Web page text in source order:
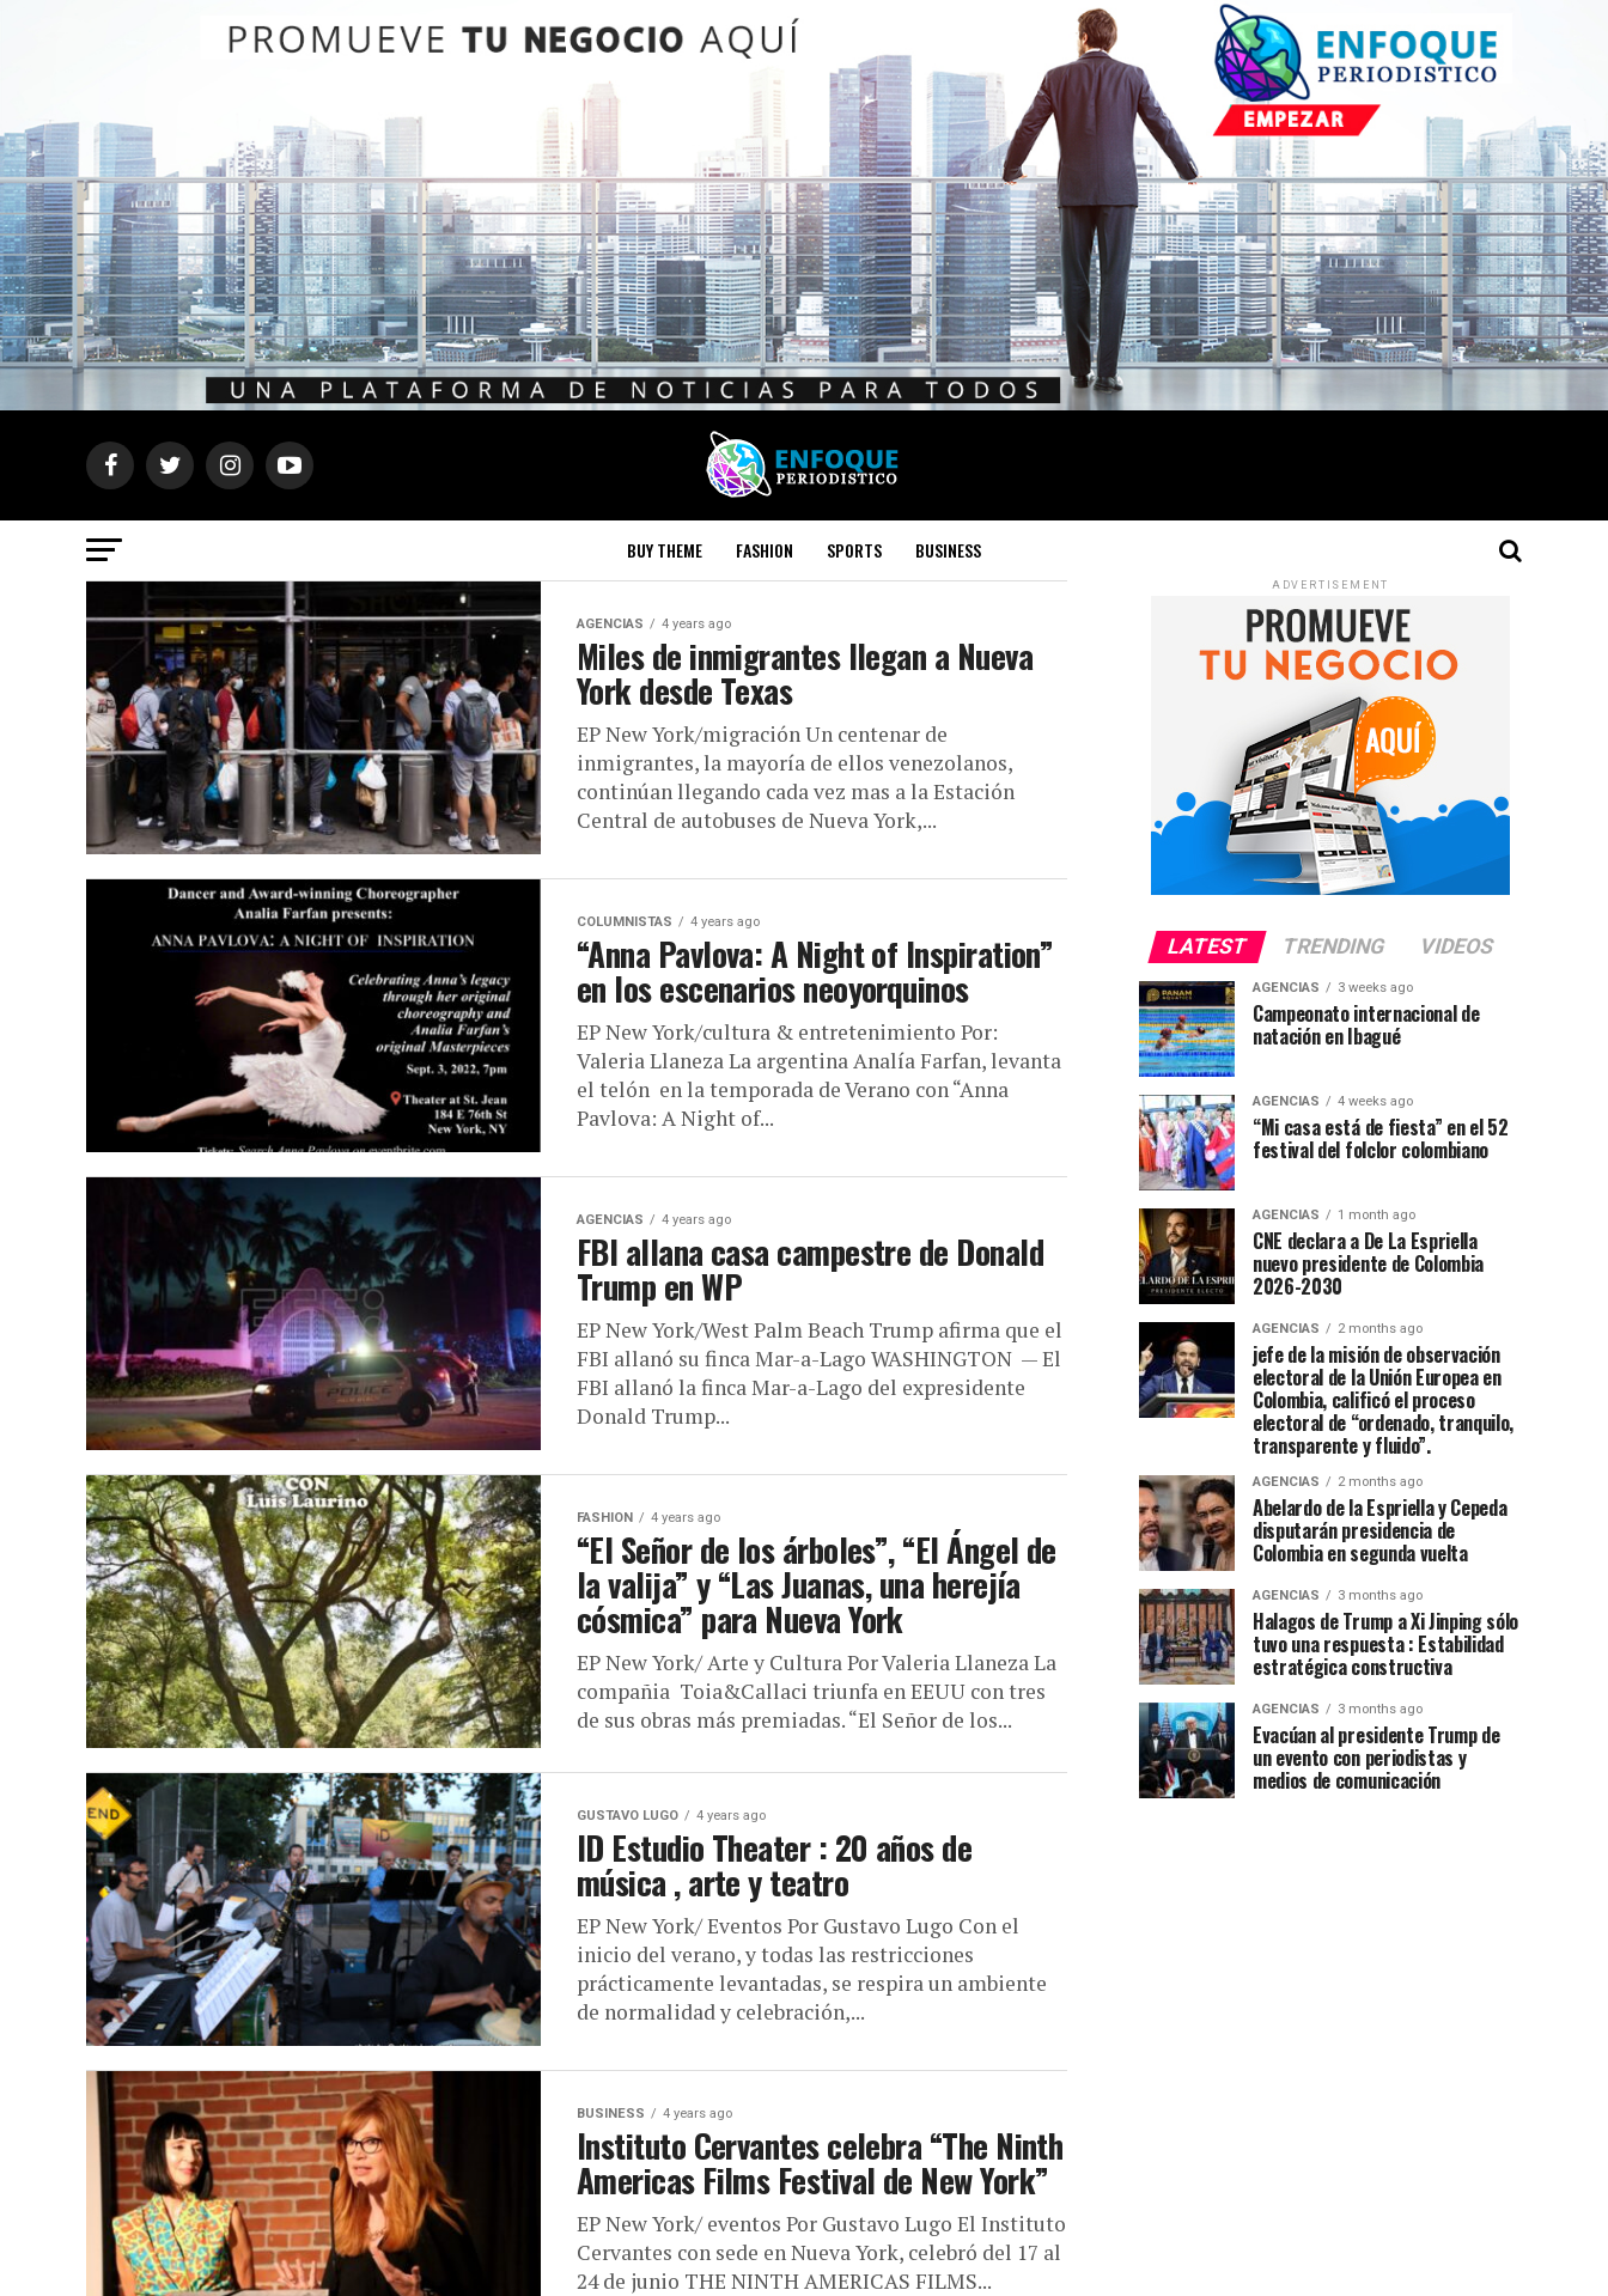
BUY THEME FASHION SPORTS BUSINESS
AGENCIAS 4 years ago
Miles de inmigrantes llegan a Nueva
York desde Texas
EP New York/migración Un centenar de
inmigrantes, la mayoría de ellos venezolanos,
continúan llegando cada vez mas a la Estación
Central de autobuses de Nueva York,...
COLUMNISTAS 4 years ago
“Anna Pavlova: A Night of Inspiration”
en los escenarios neoyorquinos
EP New York/cultura & entretenimiento Por:
Valeria Llaneza La argentina Analía Farfan, levanta
el telón en la temporada de Verano con “Anna
Pavlova: A Night of...
AGENCIAS 4 years ago
FBI allana casa campestre de Donald
Trump en WP
EP New York/West Palm Beach Trump afirma que el
FBI allanó su finca Mar-a-Lago WASHINGTON — El
FBI allanó la finca Mar-a-Lago del expresidente
Donald Trump...
FASHION 4 years ago
“El Señor de los árboles”, “El Ángel de
la valija” y “Las Juanas, una herejía
cósmica” para Nueva York
EP New York/ Arte y Cultura Por Valeria Llaneza La
compañia Toia&Callaci triunfa en EEUU con tres
de sus obras más premiadas. “El Señor de los...
GUSTAVO LUGO 4 years ago
ID Estudio Theater : 20 años de
música , arte y teatro
EP New York/ Eventos Por Gustavo Lugo Con el
inicio del verano, y todas las restricciones
prácticamente levantadas, se respira un ambiente
de normalidad y celebración,...
BUSINESS 4 years ago
Instituto Cervantes celebra “The Ninth
Americas Films Festival de New York”
EP New York/ eventos Por Gustavo Lugo El Instituto
Cervantes con sede en Nueva York, celebró del 17 al
24 de junio THE NINTH AMERICAS FILMS...
ADVERTISEMENT
LATEST TRENDING VIDEOS
AGENCIAS 3 weeks ago
Campeonato internacional de
natación en Ibagué
AGENCIAS 4 weeks ago
“Mi casa está de fiesta” en el 52
festival del folclor colombiano
AGENCIAS 1 month ago
CNE declara a De La Espriella
nuevo presidente de Colombia
2026-2030
AGENCIAS 2 months ago
jefe de la misión de observación
electoral de la Unión Europea en
Colombia, calificó el proceso
electoral de “ordenado, tranquilo,
transparente y fluido”.
AGENCIAS 2 months ago
Abelardo de la Espriella y Cepeda
disputarán presidencia de
Colombia en segunda vuelta
AGENCIAS 3 months ago
Halagos de Trump a Xi Jinping sólo
tuvo una respuesta : Estabilidad
estratégica constructiva
AGENCIAS 3 months ago
Evacúan al presidente Trump de
un evento con periodistas y
medios de comunicación